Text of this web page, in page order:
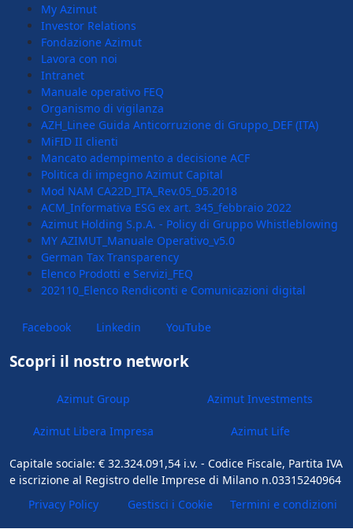
My Azimut
Investor Relations
Fondazione Azimut
Lavora con noi
Intranet
Manuale operativo FEQ
Organismo di vigilanza
AZH_Linee Guida Anticorruzione di Gruppo_DEF (ITA)
MiFID II clienti
Mancato adempimento a decisione ACF
Politica di impegno Azimut Capital
Mod NAM CA22D_ITA_Rev.05_05.2018
ACM_Informativa ESG ex art. 345_febbraio 2022
Azimut Holding S.p.A. - Policy di Gruppo Whistleblowing
MY AZIMUT_Manuale Operativo_v5.0
German Tax Transparency
Elenco Prodotti e Servizi_FEQ
202110_Elenco Rendiconti e Comunicazioni digital
Facebook Linkedin YouTube
Scopri il nostro network
Azimut Group Azimut Investments
Azimut Libera Impresa Azimut Life
Capitale sociale: € 32.324.091,54 i.v. - Codice Fiscale, Partita IVA
e iscrizione al Registro delle Imprese di Milano n.03315240964
Privacy Policy
Gestisci i Cookie Termini e condizioni